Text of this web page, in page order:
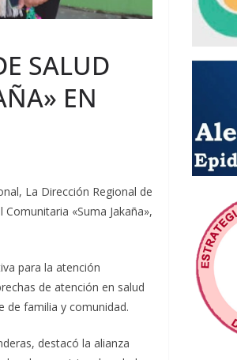
SALUD
EN
La Dirección Regional de
«Suma Jakaña»,
para la atención
de atención en salud
de familia y comunidad.
destacó la alianza